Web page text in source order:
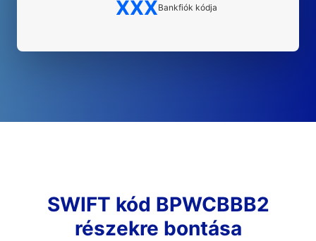
XXXBankfiók kódja
SWIFT kód BPWCBBB2
részekre bontása